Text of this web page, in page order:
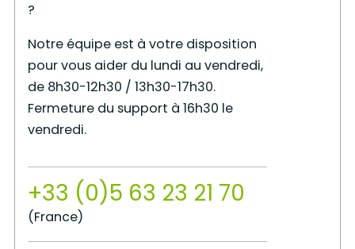
?
Notre équipe est à votre disposition
pour vous aider du lundi au vendredi,
de 8h30-12h30 / 13h30-17h30.
Fermeture du support à 16h30 le
vendredi.
+33 (0)5 63 23 21 70
(France)